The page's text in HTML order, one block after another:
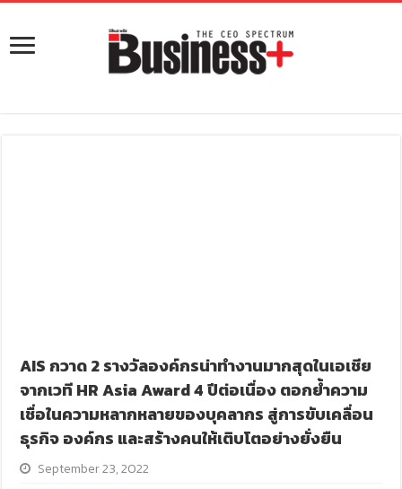
AIS กวาด 2 รางวัลองค์กรน่าทำงานมากสุดในเอเชีย
จากเวที HR Asia Award 4 ปีต่อเนื่อง ตอกย้ำความ
เชื่อในความหลากหลายของบุคลากร สู่การขับเคลื่อน
ธุรกิจ องค์กร และสร้างคนให้เติบโตอย่างยั่งยืน
September 23, 2022